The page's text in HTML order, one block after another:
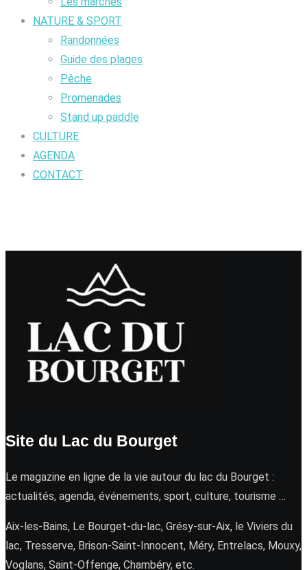
NATURE & SPORT
Randonnées
Guide des plages
Pêche
Promenades
Stand up paddle
CULTURE
AGENDA
CONTACT
Site du Lac du Bourget
Le magazine en ligne de la vie autour du lac du Bourget :
actualités, agenda, événements, sport, culture, tourisme …
Aix-les-Bains, Le Bourget-du-lac, Grésy-sur-Aix, le Viviers du
lac, Tresserve, Brison-Saint-Innocent, Méry, Entrelacs, Mouxy,
Voglans, Saint-Offenge, Chambéry, etc.